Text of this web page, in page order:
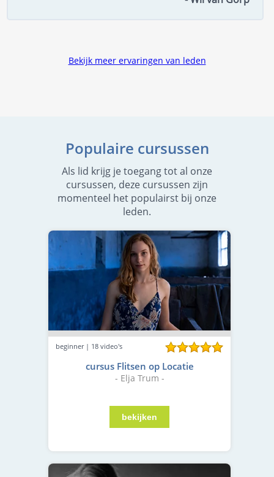
Bekijk meer ervaringen van leden
Populaire cursussen
Als lid krijg je toegang tot al onze
cursussen, deze cursussen zijn
momenteel het populairst bij onze
leden.
beginner | 18 video's
cursus Flitsen op Locatie
- Elja Trum -